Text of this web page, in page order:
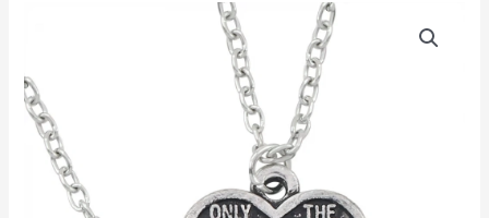
para
Parejas
Mejores
Amigos,